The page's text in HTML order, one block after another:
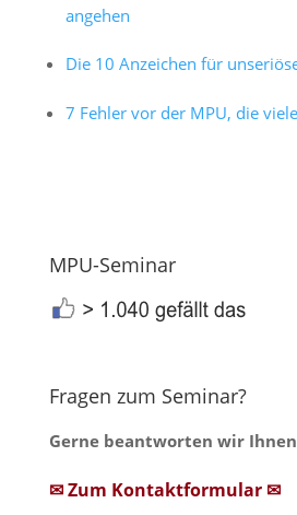
angehen
Die 10 Anzeichen für
7 Fehler vor der MPU, die
MPU-Seminar
Fragen zum Seminar?
Gerne beantworten wir
✉ Zum Kontaktformular ✉